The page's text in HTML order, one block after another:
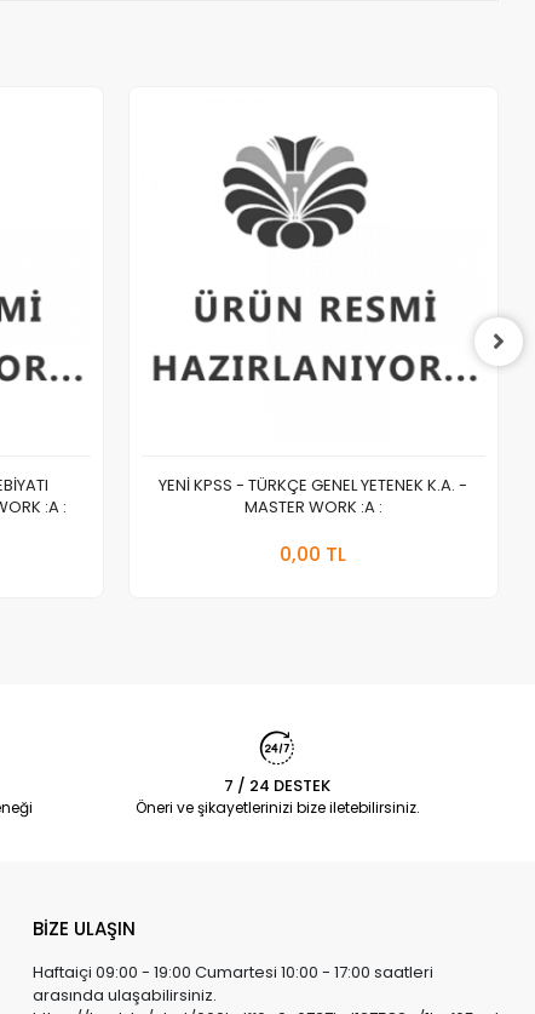
:A :
YENİ KPSS - TÜRKÇE GENEL YETENEK K.A. -
MASTER WORK :A :
0,00 TL
7 / 24 DESTEK
Öneri ve şikayetlerinizi bize iletebilirsiniz.
BİZE ULAŞIN
Haftaiçi 09:00 - 19:00 Cumartesi 10:00 - 17:00 saatleri
arasında ulaşabilirsiniz.